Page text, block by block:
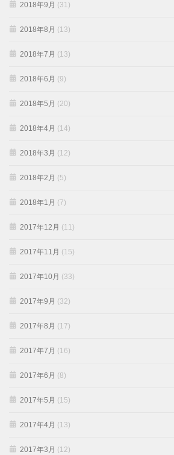
2018年9月 (31)
2018年8月 (13)
2018年7月 (13)
2018年6月 (9)
2018年5月 (20)
2018年4月 (14)
2018年3月 (12)
2018年2月 (5)
2018年1月 (7)
2017年12月 (11)
2017年11月 (15)
2017年10月 (33)
2017年9月 (32)
2017年8月 (17)
2017年7月 (16)
2017年6月 (8)
2017年5月 (15)
2017年4月 (13)
2017年3月 (12)